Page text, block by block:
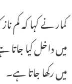
کمار نے کہا کہ کم
میں داخل کیا جاتا
میں رکھا جاتا ہے۔